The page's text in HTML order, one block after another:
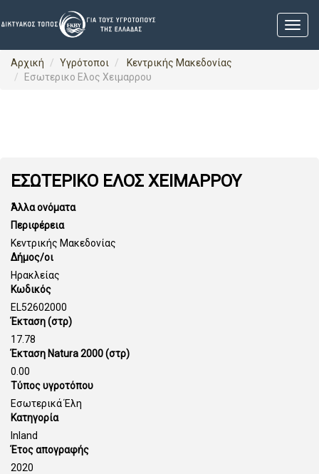
Αρχική Υγρότοποι
Κεντρικής Μακεδονίας
Εσωτερικο Ελος Χειμαρρου
ΕΣΩΤΕΡΙΚΟ ΕΛΟΣ ΧΕΙΜΑΡΡΟΥ
Άλλα ονόματα
Περιφέρεια
Κεντρικής Μακεδονίας
Δήμος/οι
Ηρακλείας
Κωδικός
EL52602000
Έκταση (στρ)
17.78
Έκταση Natura 2000 (στρ)
0.00
Τύπος υγροτόπου
Εσωτερικά Έλη
Κατηγορία
Inland
Έτος απογραφής
2020